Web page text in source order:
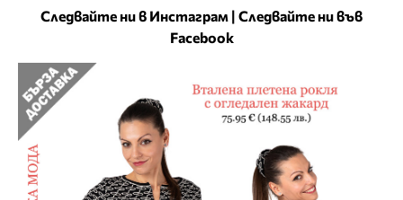
Следвайте ни в Инстаграм | Следвайте ни във
Facebook